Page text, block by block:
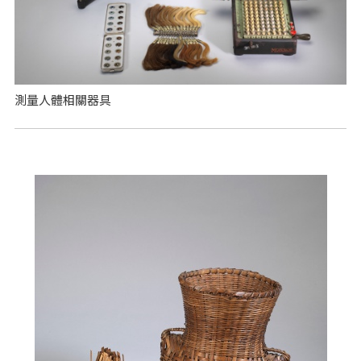
測量人體相關器具